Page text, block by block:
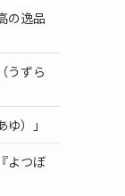
の逸品
うずら
）」
よつぼ